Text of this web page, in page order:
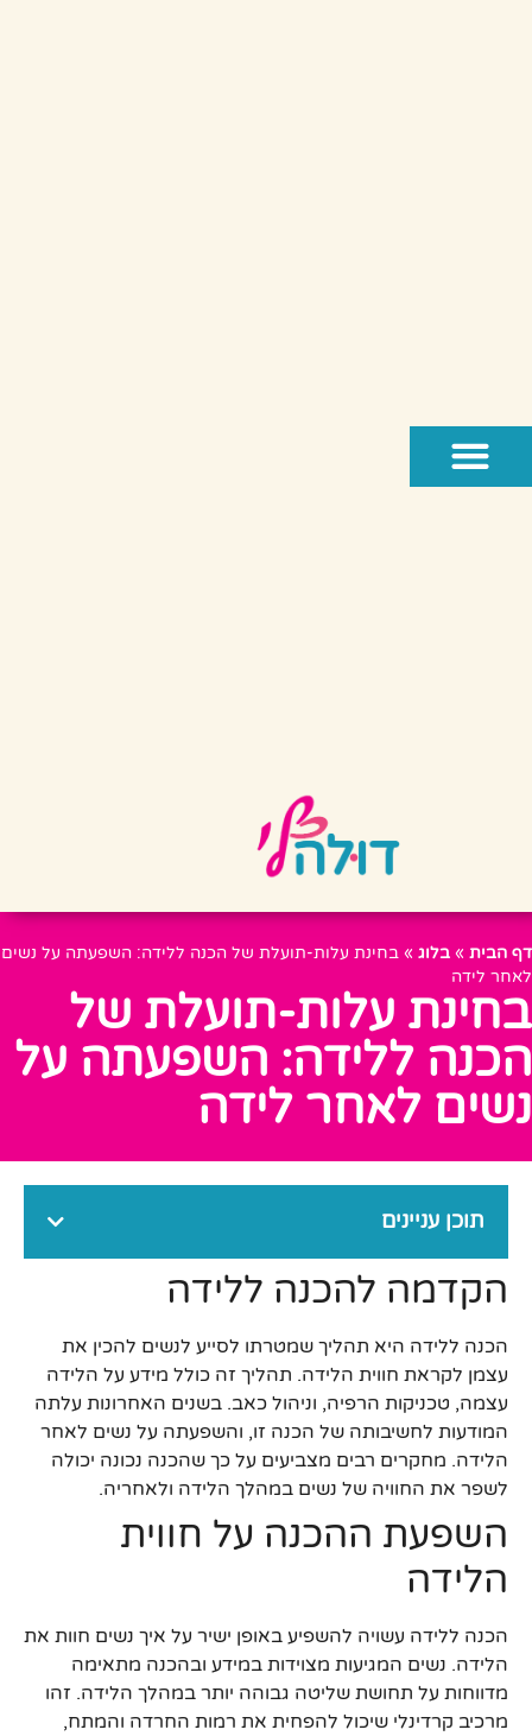
דף הבית » בלוג » בחינת עלות-תועלת של הכנה ללידה: השפעתה על נשים
לאחר לידה
בחינת עלות-תועלת של
הכנה ללידה: השפעתה על
נשים לאחר לידה
תוכן עניינים
הקדמה להכנה ללידה
הכנה ללידה היא תהליך שמטרתו לסייע לנשים להכין את
עצמן לקראת חווית הלידה. תהליך זה כולל מידע על הלידה
עצמה, טכניקות הרפיה, וניהול כאב. בשנים האחרונות עלתה
המודעות לחשיבותה של הכנה זו, והשפעתה על נשים לאחר
הלידה. מחקרים רבים מצביעים על כך שהכנה נכונה יכולה
לשפר את החוויה של נשים במהלך הלידה ולאחריה.
השפעת ההכנה על חווית
הלידה
הכנה ללידה עשויה להשפיע באופן ישיר על איך נשים חוות את
הלידה. נשים המגיעות מצוידות במידע ובהכנה מתאימה
מדווחות על תחושת שליטה גבוהה יותר במהלך הלידה. זהו
מרכיב קרדינלי שיכול להפחית את רמות החרדה והמתח,